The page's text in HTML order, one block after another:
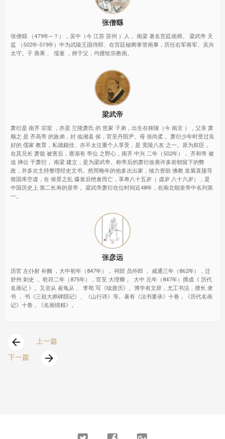
张僧繇
张僧繇 （479年—？），吴中（今 江苏 苏州 ）人， 南梁 著名宫廷画师。 梁武帝 天
监 （502年-519年）中为武陵王国侍郎、在宫廷秘阁掌管画事，历任右军将军、吴兴
太守。子 善果 、 儒童 ，师于父，均擅绘宗教画。
梁武帝
萧衍是 南齐 宗室 ，亦是 兰陵萧氏 的 世家 子弟，出生在秣陵（今 南京 ），父亲 萧
顺之 是 齐高帝 的族弟，封 临湘县 侯，官至丹阳尹。母 张尚柔 。萧衍少年时受过良
好的 儒家 教育，私德颇佳、亦不太注重个人享受，是 竟陵八友 之一。原为权臣，
在其兄长 萧懿 被害后，逐渐有 帝位 之野心，南齐 中兴 二年（502年）， 齐和帝 被
迫 禅位 于萧衍， 南梁 建立，是为梁武帝。称帝后的萧衍改善许多前朝留下的弊
政，并多次主持整理经史文书。然而晚年的他多次出家，倾力资助 佛教 发展直接导
致国库空虚，在 侯景之乱 爆发后绝食而亡，享寿八十五岁（ 虚岁 八十六岁），是
中国历史上 第二长寿的皇帝 。梁武帝萧衍在位时间近48年，在南北朝皇帝中名列第
一。
张彦远
历官 左仆射 补阙 ，大中初年（847年）， 祠部 员外郎 ， 咸通三年（862年），迁
舒州 刺史 ， 乾符二年（875年），官至 大理卿 。 大中 元年（847年）撰成《 历代
名画记 》。又尝从 崔龟从 、 李荀 写《续唐历》。博学有文辞，尤工书法，擅长 隶
书 ， 书《三祖大师碑阴记》、《山行诗》等。著有《法书要录》十卷，《历代名画
记》十卷，《名画猎精》。
arrow_back
上一篇
下一篇
arrow_forward